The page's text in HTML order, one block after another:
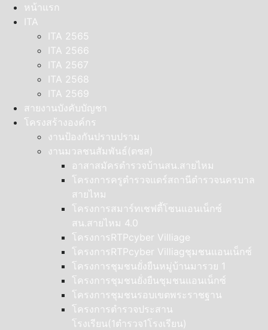
Skip
หน้าแรก
ITA
ITA 2565
ITA 2566
ITA 2567
ITA 2568
ITA 2569
สายงานบังคับบัญชา
โครงสร้างองค์กร
งานป้องกันปราบปราม
งานมวลชนสัมพันธ์(ตชส)
อาสาสมัครตำรวจบ้านสน.สายไหม
โครงการครูตำรวจแดร์สถานีตำรวจนครบาล
สายไหม
โครงการสมาร์ทเชฟตี้โซนแอนเน็กซ์
สน.สายไหม 4.0
โครงการRTPcyber Villiage
โครงการRTPcyber Villiagชุมชนแอนเน็กซ์
โครงการชุมชนยั่งยืนหมู่บ้านมารวย 1
โครงการชุมชนยั่งยืนชุมชนแอนเน็กซ์
โครงการชุมชนรอบเขตพระราชฐาน
โครงการตำรวจประสาน
โรงเรียน(1ตำรวจ1โรงเรียน)